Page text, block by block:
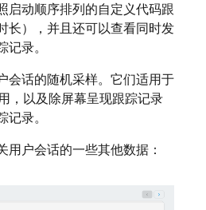
启动顺序排列的自定义代码跟
长），并且还可以查看同时发
录。
会话的随机采样。它们适用于
，以及除屏幕呈现跟踪记录
录。
用户会话的一些其他数据：